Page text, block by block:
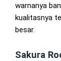
warnanya
kualitasnya
besar.
Sakura